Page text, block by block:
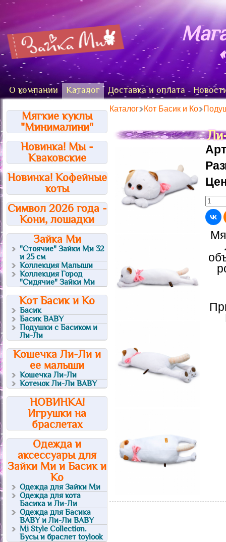
О компании Каталог Доставка и оплата
Мягкие куклы
"Минималини"
Новинка! Мы -
Кваковские
Новинка! Кофейные
коты
Символ 2026 года -
Кони, лошадки
Зайка Ми
"Стоячие" Зайки Ми 32
и 25 см
Коллекция Малыши
Коллекция Город
"Сидячие" Зайки Ми
Кот Басик и Ко
Басик
Басик BABY
Подушки с Басиком и
Ли-Ли
Кошечка Ли-Ли и
ее малыши
Кошечка Ли-Ли
Котенок Ли-Ли BABY
НОВИНКА!
Игрушки на
браслетах
Одежда и
аксессуары для
Зайки Ми и Басик и
Ко
Одежда для Зайки Ми
Одежда для кота
Басика и Ли-Ли
Одежда для Басика
BABY и Ли-Ли BABY
Mi Style Collection.
Бусы и браслет toylook
Каталог Кот Басик и Ко